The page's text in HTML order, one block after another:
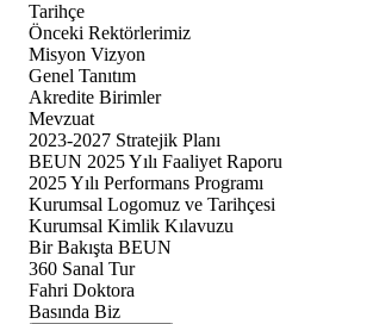
Tarihçe
Önceki Rektörlerimiz
Misyon Vizyon
Genel Tanıtım
Akredite Birimler
Mevzuat
2023-2027 Stratejik Planı
BEUN 2025 Yılı Faaliyet Raporu
2025 Yılı Performans Programı
Kurumsal Logomuz ve Tarihçesi
Kurumsal Kimlik Kılavuzu
Bir Bakışta BEUN
360 Sanal Tur
Fahri Doktora
Basında Biz